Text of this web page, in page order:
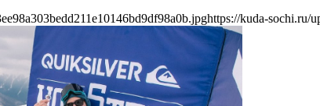
https://kuda-sochi.ru/